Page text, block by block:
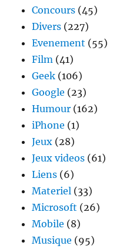
Concours (45)
Divers (227)
Evenement (55)
Film (41)
Geek (106)
Google (23)
Humour (162)
iPhone (1)
Jeux (28)
Jeux videos (61)
Liens (6)
Materiel (33)
Microsoft (26)
Mobile (8)
Musique (95)